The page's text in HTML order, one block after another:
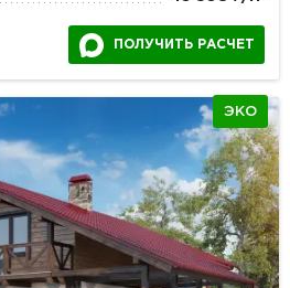
ПОЛУЧИТЬ РАСЧЕТ
ЭКО